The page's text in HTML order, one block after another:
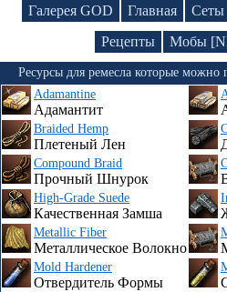
Галерея GOD Главная Сеты
Рецепты
Мобы
Ресурсы для ремесла которые можно
Adamantine
Адамантит
Braided Hemp
Плетеный Лен
Compound Braid
Прочный Шнурок
High-Grade Suede
Качественная Замша
Metallic Fiber
Металлическое Волокно
Mold Hardener
Отвердитель Формы